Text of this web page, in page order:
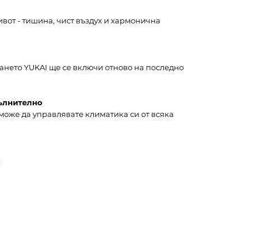
- тишина, чист въздух и хармонична
YUKAI ще се включи отново на последно
да управлявате климатика си от всяка